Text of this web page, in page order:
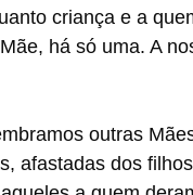
criança e a
há só uma. A
outras
afastadas dos